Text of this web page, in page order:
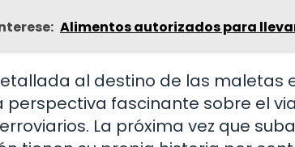
Alimentos autorizados para
al destino de las maletas
perspectiva fascinante sobre el
La próxima vez que